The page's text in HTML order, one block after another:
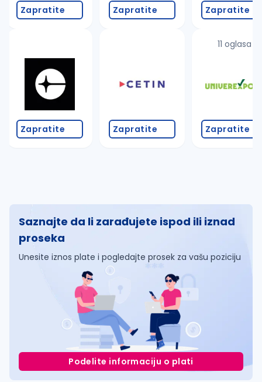
Zapratite
Zapratite
Zapratite
Zapratite
Zapratite
11 oglasa
Zapratite
Saznajte da li zarađujete ispod ili iznad
proseka
Unesite iznos plate i pogledajte prosek za vašu poziciju
Podelite informaciju o plati